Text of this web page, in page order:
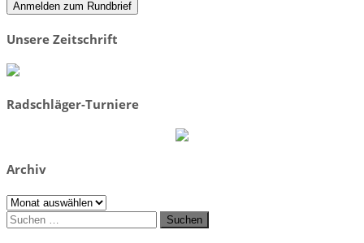
Unsere Zeitschrift
Radschläger-Turniere
Archiv
Archiv
Suchen
nach: